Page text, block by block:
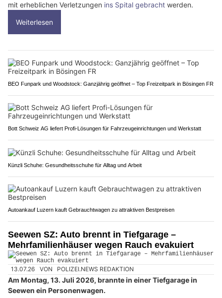
mit erheblichen Verletzungen ins Spital gebracht werden.
Weiterlesen
BEO Funpark und Woodstock: Ganzjährig geöffnet – Top Freizeitpark in Bösingen FR
Bott Schweiz AG liefert Profi-Lösungen für Fahrzeugeinrichtungen und Werkstatt
Künzli Schuhe: Gesundheitsschuhe für Alltag und Arbeit
Autoankauf Luzern kauft Gebrauchtwagen zu attraktiven Bestpreisen
Seewen SZ: Auto brennt in Tiefgarage –
Mehrfamilienhäuser wegen Rauch evakuiert
13.07.26 VON POLIZEI.NEWS REDAKTION
Am Montag, 13. Juli 2026, brannte in einer Tiefgarage in
Seewen ein Personenwagen.